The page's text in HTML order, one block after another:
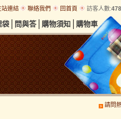
站連結 聯絡我們 回首頁 訪客人數:
袋 問與答 購物須知 購物車
請問熱